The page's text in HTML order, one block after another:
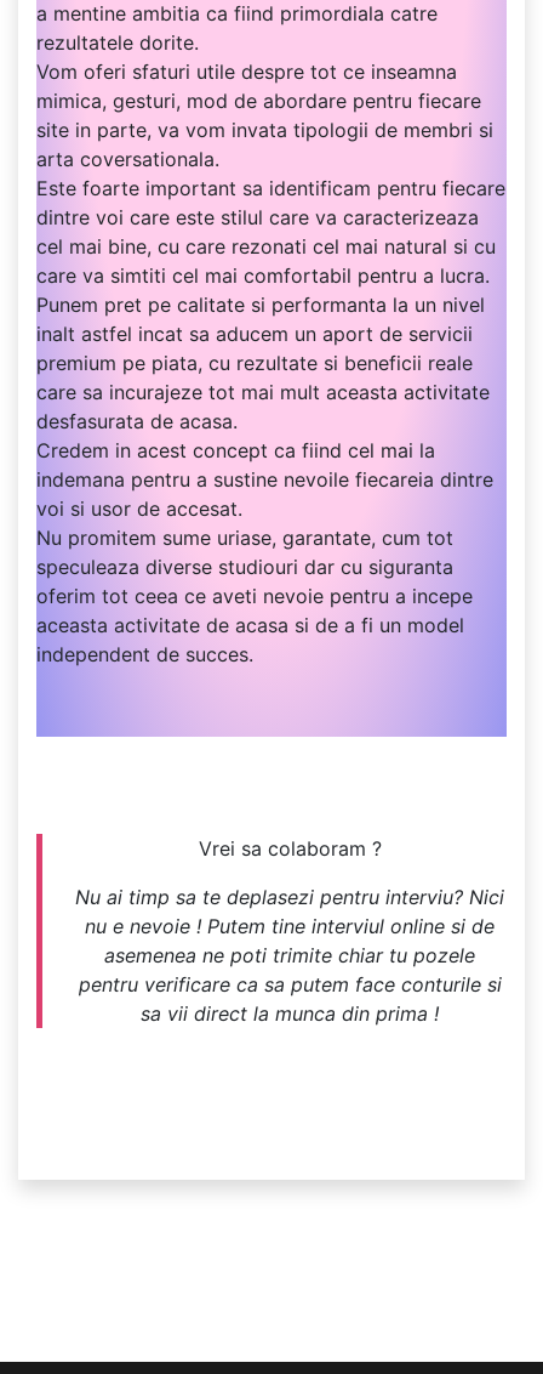
a mentine ambitia ca fiind primordiala catre
rezultatele dorite.
Vom oferi sfaturi utile despre tot ce inseamna
mimica, gesturi, mod de abordare pentru fiecare
site in parte, va vom invata tipologii de membri si
arta coversationala.
Este foarte important sa identificam pentru fiecare
dintre voi care este stilul care va caracterizeaza
cel mai bine, cu care rezonati cel mai natural si cu
care va simtiti cel mai comfortabil pentru a lucra.
Punem pret pe calitate si performanta la un nivel
inalt astfel incat sa aducem un aport de servicii
premium pe piata, cu rezultate si beneficii reale
care sa incurajeze tot mai mult aceasta activitate
desfasurata de acasa.
Credem in acest concept ca fiind cel mai la
indemana pentru a sustine nevoile fiecareia dintre
voi si usor de accesat.
Nu promitem sume uriase, garantate, cum tot
speculeaza diverse studiouri dar cu siguranta
oferim tot ceea ce aveti nevoie pentru a incepe
aceasta activitate de acasa si de a fi un model
independent de succes.
Vrei sa colaboram ?
Nu ai timp sa te deplasezi pentru interviu? Nici
nu e nevoie ! Putem tine interviul online si de
asemenea ne poti trimite chiar tu pozele
pentru verificare ca sa putem face conturile si
sa vii direct la munca din prima !